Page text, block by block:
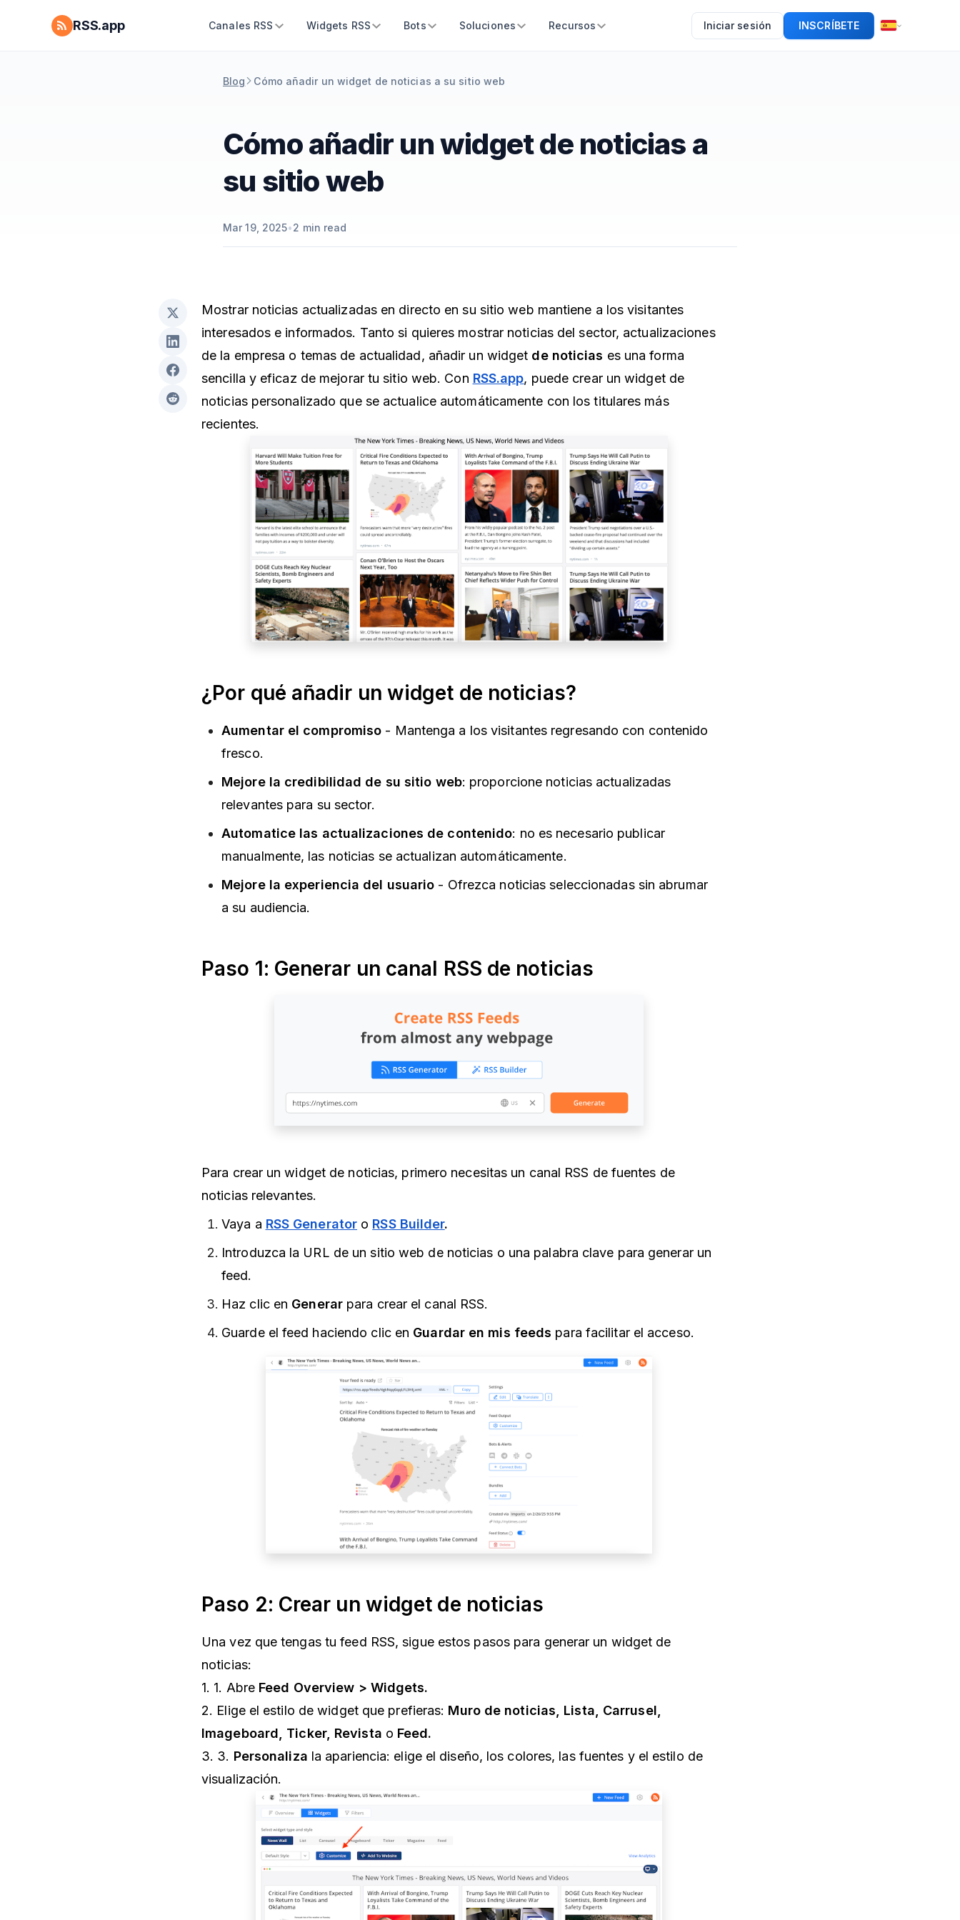
RSS.app Canales RSS Widgets RSS Bots Soluciones Recursos Iniciar sesión INSCRÍBETE
Blog Cómo añadir un widget de noticias a su sitio web
Cómo añadir un widget de noticias a
su sitio web
Mar 19, 2025•2 min read
Mostrar noticias actualizadas en directo en su sitio web mantiene a los visitantes
interesados e informados. Tanto si quieres mostrar noticias del sector, actualizaciones
de la empresa o temas de actualidad, añadir un widget de noticias es una forma
sencilla y eficaz de mejorar tu sitio web. Con RSS.app, puede crear un widget de
noticias personalizado que se actualice automáticamente con los titulares más
recientes.
¿Por qué añadir un widget de noticias?
Aumentar el compromiso - Mantenga a los visitantes regresando con contenido
fresco.
Mejore la credibilidad de su sitio web: proporcione noticias actualizadas
relevantes para su sector.
Automatice las actualizaciones de contenido: no es necesario publicar
manualmente, las noticias se actualizan automáticamente.
Mejore la experiencia del usuario - Ofrezca noticias seleccionadas sin abrumar
a su audiencia.
Paso 1: Generar un canal RSS de noticias
Para crear un widget de noticias, primero necesitas un canal RSS de fuentes de
noticias relevantes.
Vaya a RSS Generator o RSS Builder.
Introduzca la URL de un sitio web de noticias o una palabra clave para generar un
feed.
Haz clic en Generarpara crear el canal RSS.
Guarde el feed haciendo clic en Guardar en mis feeds para facilitar el acceso.
Paso 2: Crear un widget de noticias
Una vez que tengas tu feed RSS, sigue estos pasos para generar un widget de
noticias:
1. 1. Abre Feed Overview > Widgets.
2. Elige el estilo de widget que prefieras: Muro de noticias, Lista, Carrusel,
Imageboard, Ticker, Revista o Feed.
3. 3. Personaliza la apariencia: elige el diseño, los colores, las fuentes y el estilo de
visualización.